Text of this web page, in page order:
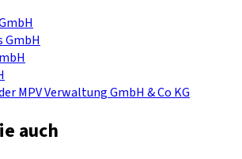
GmbH
MPV Verwaltung GmbH & Co KG
auch